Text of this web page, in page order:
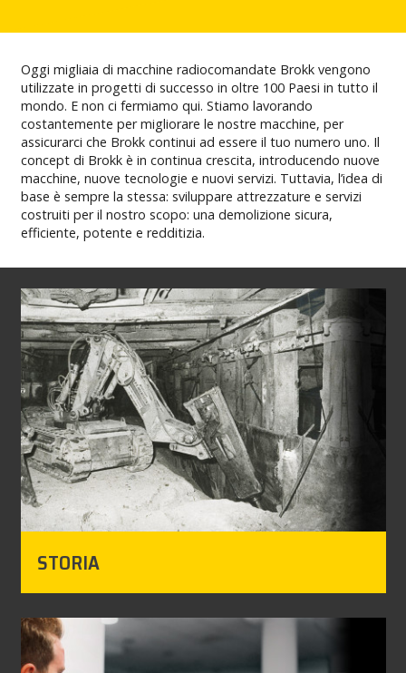
MY BROKK
SEARCH
Oggi migliaia di macchine radiocomandate Brokk vengono
utilizzate in progetti di successo in oltre 100 Paesi in tutto il
mondo. E non ci fermiamo qui. Stiamo lavorando
costantemente per migliorare le nostre macchine, per
assicurarci che Brokk continui ad essere il tuo numero uno. Il
concept di Brokk è in continua crescita, introducendo nuove
macchine, nuove tecnologie e nuovi servizi. Tuttavia, l’idea di
base è sempre la stessa: sviluppare attrezzature e servizi
costruiti per il nostro scopo: una demolizione sicura,
efficiente, potente e redditizia.
STORIA